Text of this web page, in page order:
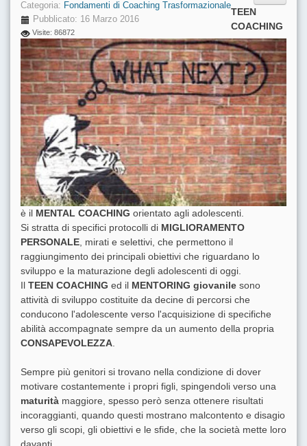
Categoria: Fondamenti di Coaching Trasformazionale
Pubblicato: 16 Marzo 2016
Visite: 86872
TEEN
COACHING
è il MENTAL COACHING orientato agli adolescenti.
Si stratta di specifici protocolli di MIGLIORAMENTO
PERSONALE, mirati e selettivi, che permettono il
raggiungimento dei principali obiettivi che riguardano lo
sviluppo e la maturazione degli adolescenti di oggi.
Il TEEN COACHING ed il MENTORING giovanile sono
attività di sviluppo costituite da decine di percorsi che
conducono l'adolescente verso l'acquisizione di specifiche
abilità accompagnate sempre da un aumento della propria
CONSAPEVOLEZZA.
Sempre più genitori si trovano nella condizione di dover
motivare costantemente i propri figli, spingendoli verso una
maturità maggiore, spesso però senza ottenere risultati
incoraggianti, quando questi mostrano malcontento e disagio
verso gli scopi, gli obiettivi e le sfide, che la società mette loro